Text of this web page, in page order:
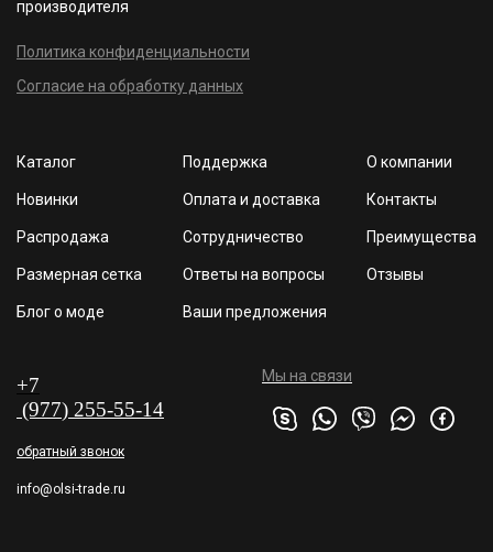
производителя
Политика конфиденциальности
Согласие на обработку данных
Каталог
Новинки
Распродажа
Размерная сетка
Блог о моде
Поддержка
Оплата и доставка
Сотрудничество
Ответы на вопросы
Ваши предложения
О компании
Контакты
Преимущества
Отзывы
+7
(977) 255-55-14
обратный звонок
info@olsi-trade.ru
Мы на связи